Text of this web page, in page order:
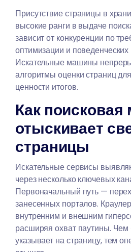
Присутствие страницы в
высокие ранги в выдаче
зависит от конкуренции по
оптимизации и поведенческих
Искательные машины
алгоритмы оценки страниц
ценности итогов.
Как
отыскивает
страницы
Искательные сервисы
через несколько ключевых
Первоначальный путь —
занесенных порталов.
внутренним и внешним
расширяя охват паутины.
указывает на страницу, тем